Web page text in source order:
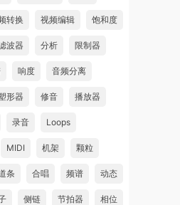
转换 视频编辑 饱和度
波器 分析 限制器
响度 音频分离
形器 修音 播放器
录音 Loops
MIDI 机架 颗粒
条 合唱 频谱 动态
侧链 节拍器 相位